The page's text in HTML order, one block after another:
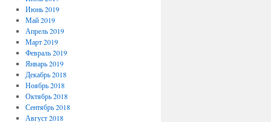
Июнь 2019
Май 2019
Апрель 2019
Март 2019
Февраль 2019
Январь 2019
Декабрь 2018
Ноябрь 2018
Октябрь 2018
Сентябрь 2018
Август 2018